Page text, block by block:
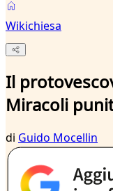
Wikichiesa
Il
Miracoli
di Guido Mocellin